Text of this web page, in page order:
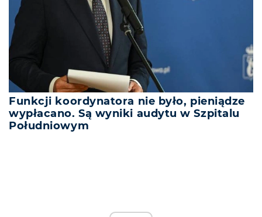
Funkcji koordynatora nie było, pieniądze
wypłacano. Są wyniki audytu w Szpitalu
Południowym